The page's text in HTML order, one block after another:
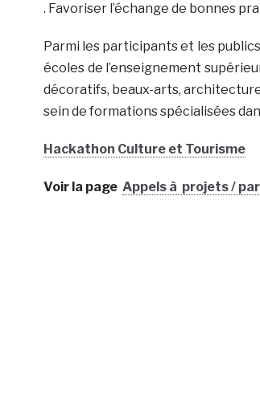
. Favoriser l’échange de bonnes
Parmi les participants et les
écoles de l’enseignement
décoratifs, beaux-arts,
sein de formations spécialisées
Hackathon Culture et Tourisme
Voir la page Appels à projets /